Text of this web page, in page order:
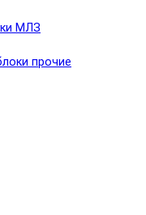
МЛЗ
прочие